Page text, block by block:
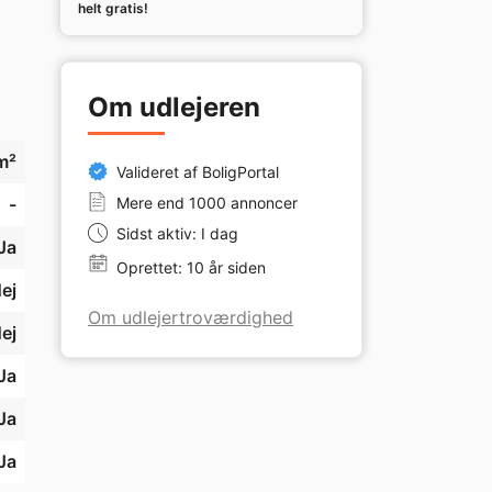
-
helt gratis!
Om udlejeren
Valideret af BoligPortal
Mere end 1000 annoncer
Sidst aktiv: I dag
Oprettet: 10 år siden
Om udlejertroværdighed